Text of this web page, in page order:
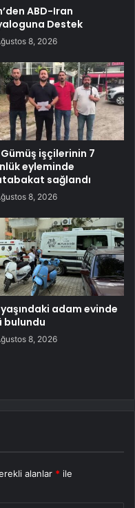
ABD-Iran
Destek
8, 2026
Gümüş işçilerinin 7
eyleminde
sağlandı
8, 2026
adam evinde
bulundu
8, 2026
alanlar * ile